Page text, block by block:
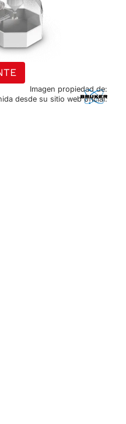
Imagen propiedad de:
desde su sitio web oficial.